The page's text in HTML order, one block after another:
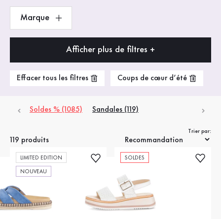
Marque
Afficher plus de filtres +
Effacer tous les filtres Coups de cœur d’été
Soldes % (1085) Sandales (119)
119 produits
Trier par:
LIMITED EDITION
NOUVEAU
SOLDES